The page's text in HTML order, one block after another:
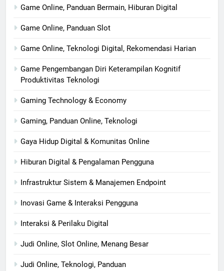
Game Online, Panduan Bermain, Hiburan Digital
Game Online, Panduan Slot
Game Online, Teknologi Digital, Rekomendasi Harian
Game Pengembangan Diri Keterampilan Kognitif
Produktivitas Teknologi
Gaming Technology & Economy
Gaming, Panduan Online, Teknologi
Gaya Hidup Digital & Komunitas Online
Hiburan Digital & Pengalaman Pengguna
Infrastruktur Sistem & Manajemen Endpoint
Inovasi Game & Interaksi Pengguna
Interaksi & Perilaku Digital
Judi Online, Slot Online, Menang Besar
Judi Online, Teknologi, Panduan